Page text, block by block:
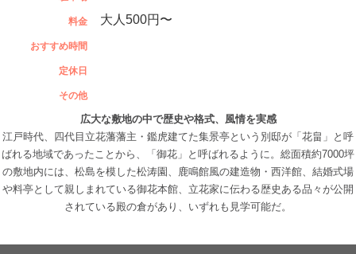
料金 大人500円〜
おすすめ時間
定休日
その他
広大な敷地の中で歴史や格式、風情を実感
江戸時代、四代目立花藩藩主・鑑虎建てた集景亭という別邸が「花畠」と呼
ばれる地域であったことから、「御花」と呼ばれるように。総面積約7000坪
の敷地内には、松島を模した松涛園、鹿鳴館風の建造物・西洋館、結婚式場
や料亭として親しまれている御花本館、立花家に伝わる歴史ある品々が公開
されている殿の倉があり、いずれも見学可能だ。